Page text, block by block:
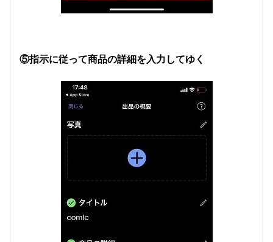
⑤指示に従って商品の詳細を入力してゆく